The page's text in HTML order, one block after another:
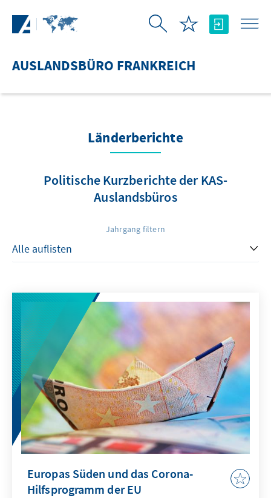
AUSLANDSBÜRO FRANKREICH
Länderberichte
Politische Kurzberichte der KAS-
Auslandsbüros
Jahrgang filtern
Europas Süden und das Corona-
Hilfsprogramm der EU